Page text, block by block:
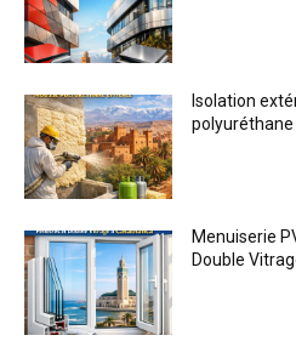
Isolation
Menuiserie
Double